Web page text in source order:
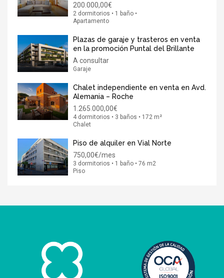
200.000,00€
2 dormitorios • 1 baño •
Apartamento
Plazas de garaje y trasteros en venta
en la promoción Puntal del Brillante
A consultar
Garaje
Chalet independiente en venta en Avd.
Alemania – Roche
1.265.000,00€
4 dormitorios • 3 baños • 172 m²
Chalet
Piso de alquiler en Vial Norte
750,00€/mes
3 dormitorios • 1 baño • 76 m2
Piso